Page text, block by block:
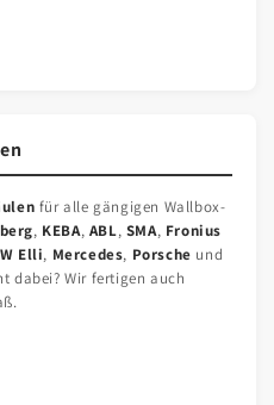
für alle gängigen Wallbox-
, KEBA, ABL, SMA, Fronius
Elli, Mercedes, Porsche und
dabei? Wir fertigen auch